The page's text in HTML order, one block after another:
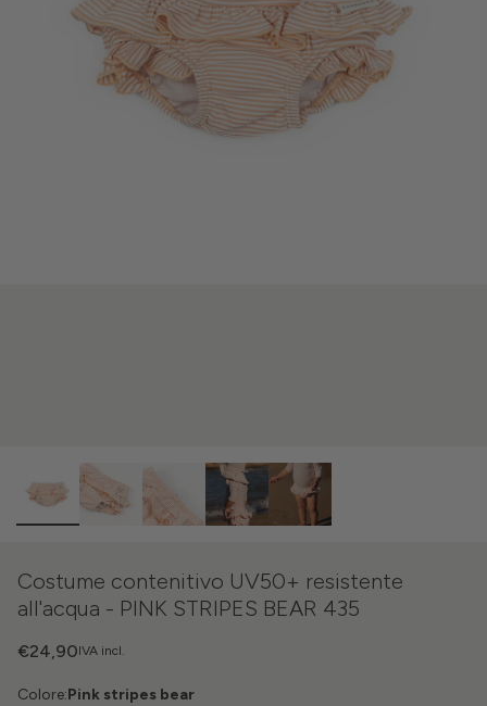
Costume contenitivo UV50+ resistente
all'acqua - PINK STRIPES BEAR 435
IVA incl.
€24,90
Colore:Pink stripes bear